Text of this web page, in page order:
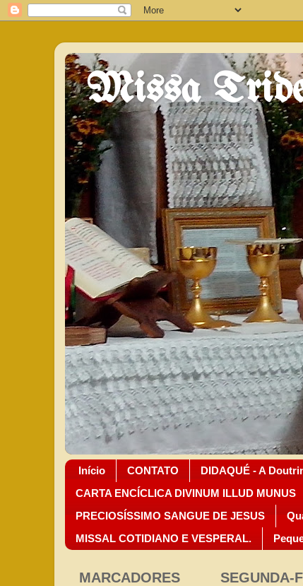
Missa
Início CONTATO DIDAQUÉ - A
CARTA ENCÍCLICA DIVINUM ILLUD MUNUS
PRECIOSÍSSIMO SANGUE DE JESUS
MISSAL COTIDIANO E VESPERAL.
SEGUNDA-
MARCADORES